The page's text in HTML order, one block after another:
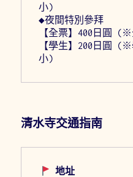
小)
◆夜間特別參拜
【全票】400日圓
【學生】200日圓
小)
清水寺交通指南
地址